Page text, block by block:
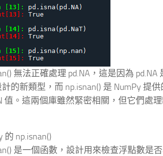
無法正確處理 pd.NA，這是因為
的新類型，而 np.isnan() 是 NumPy 提
值。這兩個庫雖然緊密相關，但它們處
的 np.isnan()
是一個函數，設計用來檢查浮點數是否